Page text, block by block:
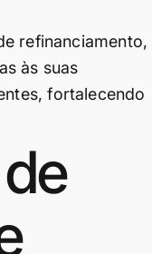
refinanciamento,
às suas
fortalecendo